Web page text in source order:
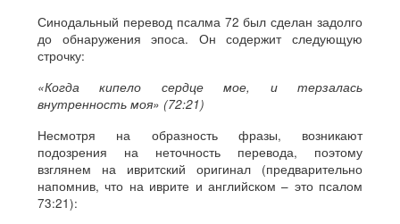
Синодальный перевод псалма 72 был сделан задолго
до обнаружения эпоса. Он содержит следующую
строчку:
«Когда кипело сердце мое, и терзалась
внутренность моя» (72:21)
Несмотря на образность фразы, возникают
подозрения на неточность перевода, поэтому
взглянем на ивритский оригинал (предварительно
напомнив, что на иврите и английском – это псалом
73:21):